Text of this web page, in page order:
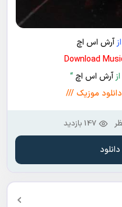
آرش اس اچ
Download
آرش اس اچ“
موزیک ///
147 بازدید